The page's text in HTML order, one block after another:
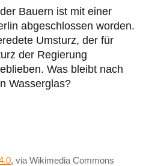
Bauern ist mit einer
abgeschlossen worden.
Umsturz, der für
der Regierung
Was bleibt nach
Wasserglas?
, via Wikimedia Commons